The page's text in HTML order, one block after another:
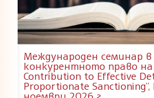
Международен семинар
конкурентното право
Contribution to Effective
Proportionate
ноември 2026 г.